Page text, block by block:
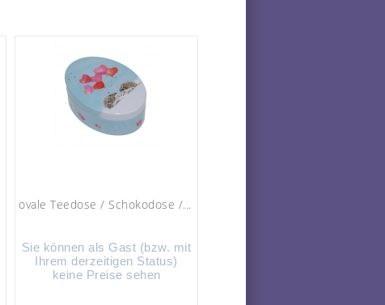
ovale Teedose / Schokodose /...
Sie können als Gast (bzw. mit
Ihrem derzeitigen Status)
keine Preise sehen